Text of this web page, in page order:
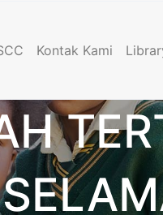
Kontak Kami